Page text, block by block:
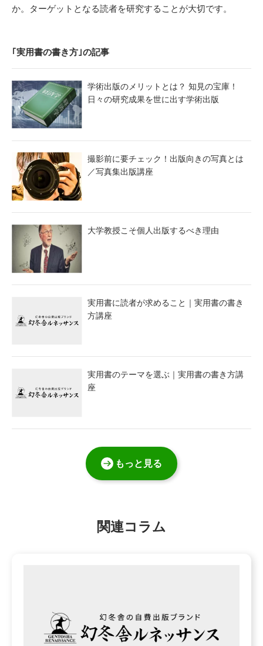
か。ターゲットとなる読者を研究することが大切です。
｢実用書の書き方｣の記事
学術出版のメリットとは？ 知見の宝庫！
日々の研究成果を世に出す学術出版
撮影前に要チェック！出版向きの写真とは
／写真集出版講座
大学教授こそ個人出版するべき理由
実用書に読者が求めること｜実用書の書き
方講座
実用書のテーマを選ぶ｜実用書の書き方講
座
もっと見る
関連コラム